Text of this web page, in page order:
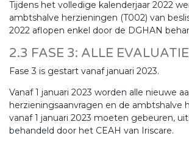
Tijdens het volledige kalenderjaar 2022
ambtshalve herzieningen (T002) van
2022 aflopen enkel door de DGHAN
2.3 FASE 3: ALLE
Fase 3 is gestart vanaf januari 2023.
Vanaf 1 januari 2023 worden alle nieuwe
herzieningsaanvragen en de ambtshalve
vanaf 1 januari 2023 moeten gebeuren,
behandeld door het CEAH van Iriscare.